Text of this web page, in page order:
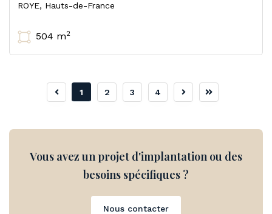
ROYE, Hauts-de-France
504 m2
1 2 3 4
Vous avez un projet d'implantation ou des
besoins spécifiques ?
Nous contacter